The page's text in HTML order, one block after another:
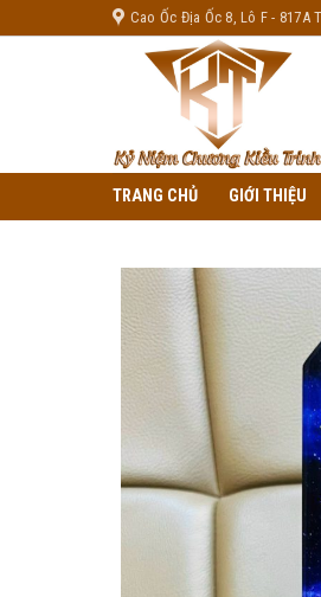
to
Cao Ốc Địa Ốc 8, Lô F - 817A
TRANG CHỦ GIỚI THIỆU